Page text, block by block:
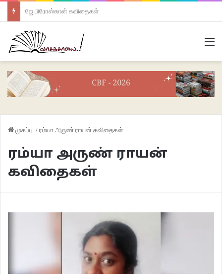
ஜே.பிரோஸ்கான் கவிதைகள்
முகப்பு / ரம்யா அருண் ராயன் கவிதைகள்
ரம்யா அருண் ராயன்
கவிதைகள்